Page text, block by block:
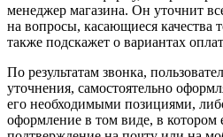
менеджер магазина. Он уточнит
на вопросы, касающиеся качества
также подскажет о вариантах
По результатам звонка,
уточнения, самостоятельно
его необходимыми позициями,
оформление в том виде, в котором